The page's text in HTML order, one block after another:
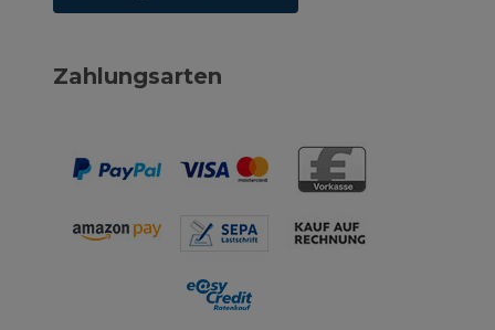
Zahlungsarten